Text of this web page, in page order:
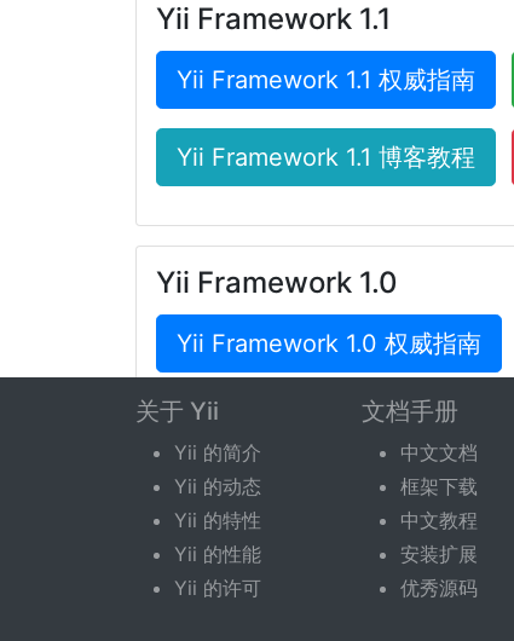
Yii Framework 1.1
Yii Framework 1.1 权威指南
Yii Framework 1.1 博客教程
Yii Framework 1.0
Yii Framework 1.0 权威指南
Yii Framework 1.0 博客教程
关于 Yii
Yii 的简介
Yii 的动态
Yii 的特性
Yii 的性能
Yii 的许可
文档手册
中文文档
框架下载
中文教程
安装扩展
优秀源码